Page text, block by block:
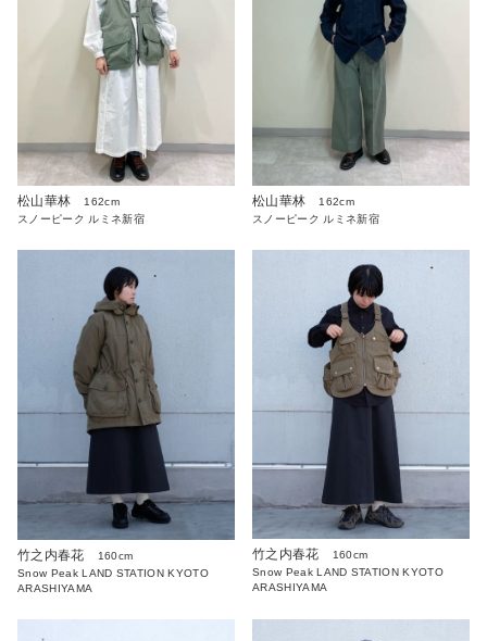
松山華林
162cm
スノーピーク ルミネ新宿
松山華林
162cm
スノーピーク ルミネ新宿
竹之内春花
160cm
Snow Peak LAND STATION KYOTO
ARASHIYAMA
竹之内春花
160cm
Snow Peak LAND STATION KYOTO
ARASHIYAMA